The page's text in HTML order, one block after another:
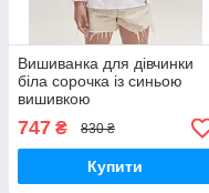
Вишиванка для дівчинки
біла сорочка із синьою
вишивкою
747 ₴ 830 ₴
Купити